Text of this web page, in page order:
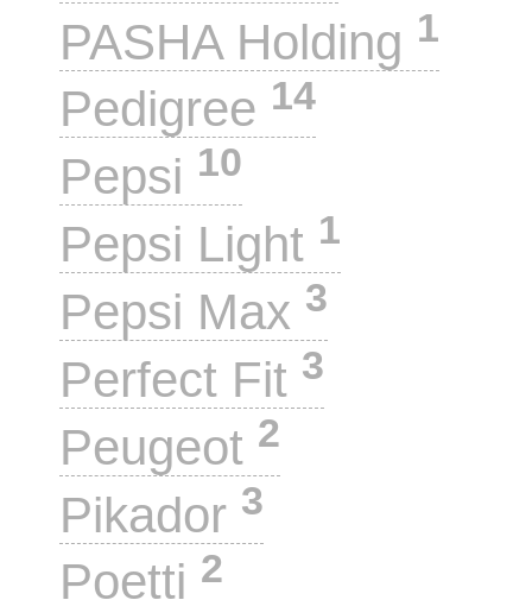
PASHA Holding 1
Pedigree 14
Pepsi 10
Pepsi Light 1
Pepsi Max 3
Perfect Fit 3
Peugeot 2
Pikador 3
Poetti 2